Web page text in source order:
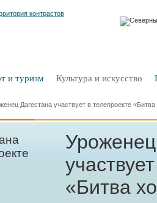
и туризм Культура и искусство
Дагестана участвует в телепроекте
«Битва